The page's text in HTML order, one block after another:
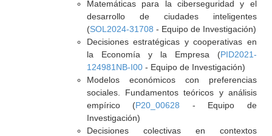
Matemáticas para la ciberseguridad y el
desarrollo de ciudades inteligentes
(SOL2024-31708 - Equipo de Investigación)
Decisiones estratégicas y cooperativas en
la Economía y la Empresa (PID2021-
124981NB-I00- Equipo de Investigación)
Modelos económicos con preferencias
sociales. Fundamentos teóricos y análisis
empírico (P20_00628 - Equipo de
Investigación)
Decisiones colectivas en contextos